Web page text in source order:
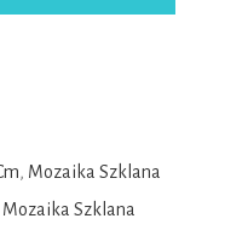
, Mozaika Szklana
Mozaika Szklana